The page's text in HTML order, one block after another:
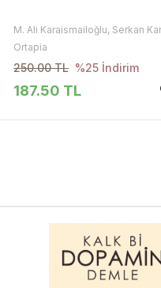
Ortapia
250.00 TL %25 İndirim
187.50 TL